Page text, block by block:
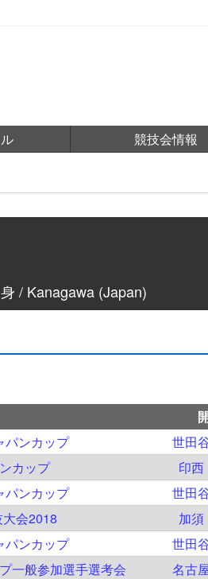
競技会情報
/ Kanagawa (Japan)
パンカップ 世田
カップ 印西
パンカップ 世田
会2018 加須
パンカップ 世田
一般参加選手選考会 名古